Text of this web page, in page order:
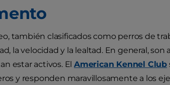
también clasificados como perros de
la velocidad y la lealtad. En general,
estar activos. ElAmerican Kennel Club
y responden maravillosamente a los